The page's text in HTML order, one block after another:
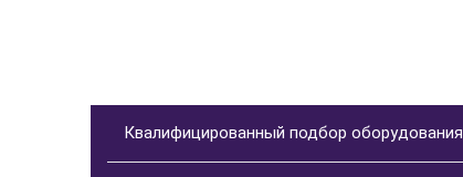
Квалифицированный подбор оборудования